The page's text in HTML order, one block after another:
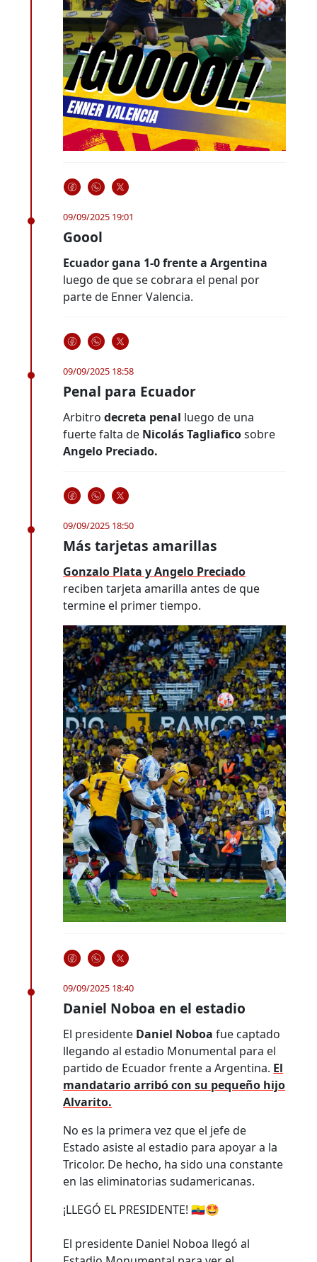
09/09/2025 19:01
Goool
Ecuador gana 1-0 frente a Argentina
luego de que se cobrara el penal por
parte de Enner Valencia.
09/09/2025 18:58
Penal para Ecuador
Arbitrodecreta penal luego de una
fuerte falta de Nicolás Tagliaficosobre
Angelo Preciado.
09/09/2025 18:50
Más tarjetas amarillas
Gonzalo Plata y Angelo Preciado
reciben tarjeta amarilla antes de que
termine el primer tiempo.
09/09/2025 18:40
Daniel Noboa en el estadio
El presidente Daniel Noboa fue captado
llegando al estadio Monumental para el
partido de Ecuador frente a Argentina. El
mandatario arribó con su pequeño hijo
Alvarito.
No es la primera vez que el jefe de
Estado asiste al estadio para apoyar a la
Tricolor. De hecho, ha sido una constante
en las eliminatorias sudamericanas.
¡LLEGÓ EL PRESIDENTE! 🇪🇨🤩
El presidente Daniel Noboa llegó al